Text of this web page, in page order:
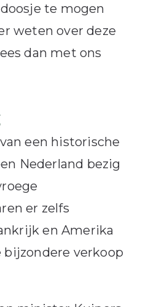
te mogen
weten over deze
dan met ons
een historische
Nederland bezig
er zelfs
en Amerika
bijzondere verkoop